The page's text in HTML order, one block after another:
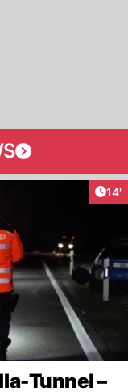
14'
Tunnel –